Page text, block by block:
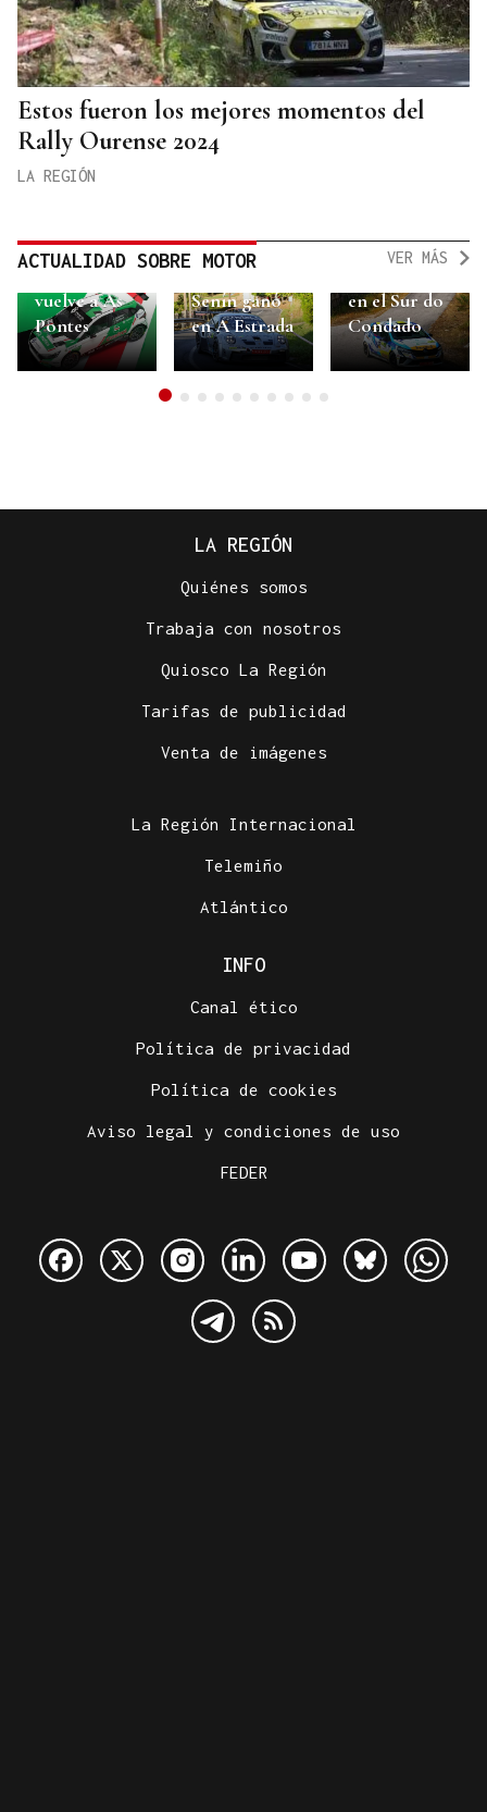
Estos fueron los mejores momentos del
Rally Ourense 2024
LA REGIÓN
ACTUALIDAD SOBRE MOTOR VER MÁS
El Rallyshow
vuelve a As
Pontes
Jacobo
Senín ganó
en A Estrada
Alberto
en el Sur do
Condado
Ir a 1
Ir a 2
Ir a 3
Ir a 4
Ir a 5
Ir a 6
Ir a 7
Ir a 8
Ir a 9
Ir a 10
LA REGIÓN
Quiénes somos
Trabaja con nosotros
Quiosco La Región
Tarifas de publicidad
Venta de imágenes
La Región Internacional
Telemiño
Atlántico
INFO
Canal ético
Política de privacidad
Política de cookies
Aviso legal y condiciones de uso
FEDER